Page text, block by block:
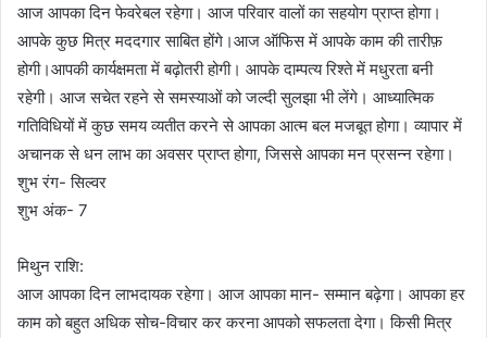
आज आपका दिन फेवरेबल रहेगा। आज परिवार वालों का सहयोग प्राप्त होगा।
आपके कुछ मित्र मददगार साबित होंगे।आज ऑफिस में आपके काम की तारीफ़
होगी।आपकी कार्यक्षमता में बढ़ोतरी होगी। आपके दाम्पत्य रिश्ते में मधुरता बनी
रहेगी। आज सचेत रहने से समस्याओं को जल्दी सुलझा भी लेंगे। आध्यात्मिक
गतिविधियों में कुछ समय व्यतीत करने से आपका आत्म बल मजबूत होगा। व्यापार में
अचानक से धन लाभ का अवसर प्राप्त होगा, जिससे आपका मन प्रसन्न रहेगा।
शुभ रंग- सिल्वर
शुभ अंक- 7
मिथुन राशि:
आज आपका दिन लाभदायक रहेगा। आज आपका मान- सम्मान बढ़ेगा। आपका हर
काम को बहुत अधिक सोच-विचार कर करना आपको सफलता देगा। किसी मित्र